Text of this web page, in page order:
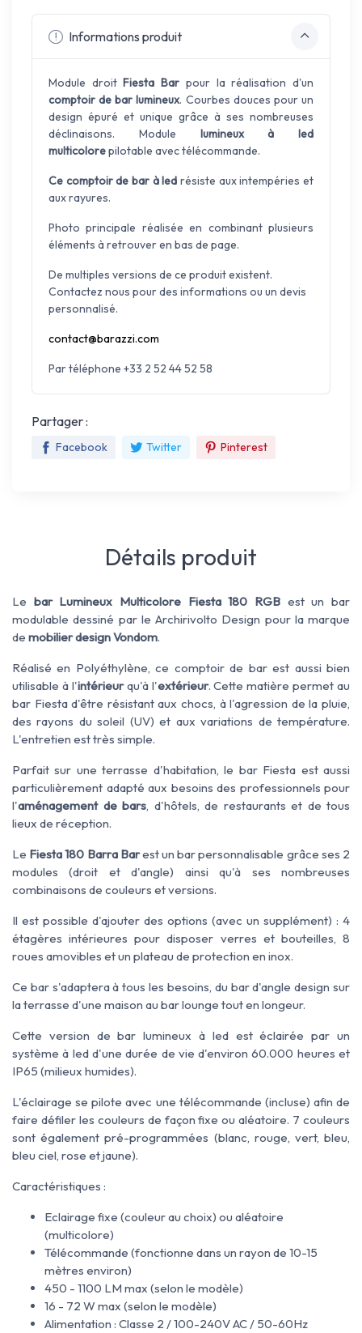
Informations produit
Module droitFiesta Bar pour la réalisation d'un
comptoir de bar lumineux. Courbes douces pour un
design épuré et unique grâce à ses nombreuses
déclinaisons. Module lumineux à led
multicolorepilotable avec télécommande.
Ce comptoir de bar à led résiste aux intempéries et
aux rayures.
Photo principale réalisée en combinant plusieurs
éléments à retrouver en bas de page.
De multiples versions de ce produit existent.
Contactez nous pour des informations ou un devis
personnalisé.
contact@barazzi.com
Par téléphone +33 2 52 44 52 58
Partager :
Facebook Twitter Pinterest
Détails produit
Le bar Lumineux Multicolore Fiesta 180 RGB est un bar
modulable dessiné par le Archirivolto Design pour la marque
de mobilier design Vondom.
Réalisé en Polyéthylène, ce comptoir de bar est aussi bien
utilisable à l'intérieurqu'à l'extérieur. Cette matière permet au
bar Fiesta d'être résistant aux chocs, à l'agression de la pluie,
des rayons du soleil (UV) et aux variations de température.
L'entretien est très simple.
Parfait sur une terrasse d'habitation, le bar Fiesta est aussi
particulièrement adapté aux besoins des professionnels pour
l'aménagement de bars, d'hôtels, de restaurants et de tous
lieux de réception.
Le Fiesta 180 Barra Barest un bar personnalisable grâce ses 2
modules (droit et d'angle) ainsi qu'à ses nombreuses
combinaisons de couleurs et versions.
Il est possible d'ajouter des options (avec un supplément) : 4
étagères intérieures pour disposer verres et bouteilles, 8
roues amovibles et un plateau de protection en inox.
Ce bar s'adaptera à tous les besoins, du bar d'angle design sur
la terrasse d'une maison au bar lounge tout en longeur.
Cette version de bar lumineux à led est éclairée par un
système à led d'une durée de vie d'environ 60.000 heures et
IP65 (milieux humides).
L'éclairage se pilote avec une télécommande (incluse) afin de
faire défiler les couleurs de façon fixe ou aléatoire. 7 couleurs
sont également pré-programmées (blanc, rouge, vert, bleu,
bleu ciel, rose et jaune).
Caractéristiques :
Eclairage fixe (couleur au choix) ou aléatoire
(multicolore)
Télécommande (fonctionne dans un rayon de 10-15
mètres environ)
450 - 1100 LM max (selon le modèle)
16 - 72 W max (selon le modèle)
Alimentation : Classe 2 / 100-240V AC / 50-60Hz